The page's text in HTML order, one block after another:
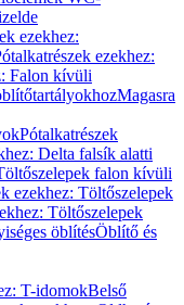
ezekhez:
ezekhez:
Falon kívüli
Magasra
Pótalkatrészek
Delta falsík alatti
falon kívüli
ezekhez: Töltőszelepek
Töltőszelepek
öblítésÖblítő és
T-idomokBelső